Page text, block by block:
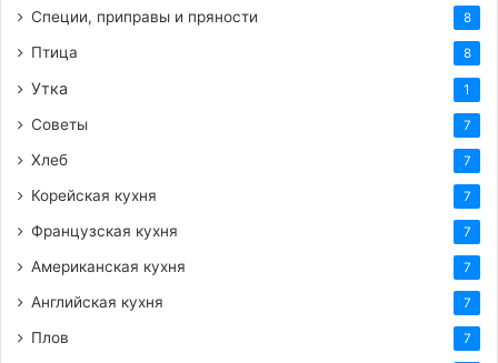
любимым рецептом для уютных семейных
чаепитий.
https://femalemir.ru/?p=6031&preview=true
1
Специи, приправы и пряности 8
Птица 8
Утка 1
Советы 7
Хлеб 7
Корейская кухня 7
Французская кухня 7
Американская кухня 7
Английская кухня 7
Плов 7